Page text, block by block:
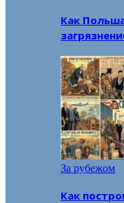
Как
За рубежом
Как